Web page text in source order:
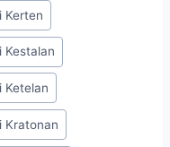
Kerten
Kestalan
Ketelan
Kratonan